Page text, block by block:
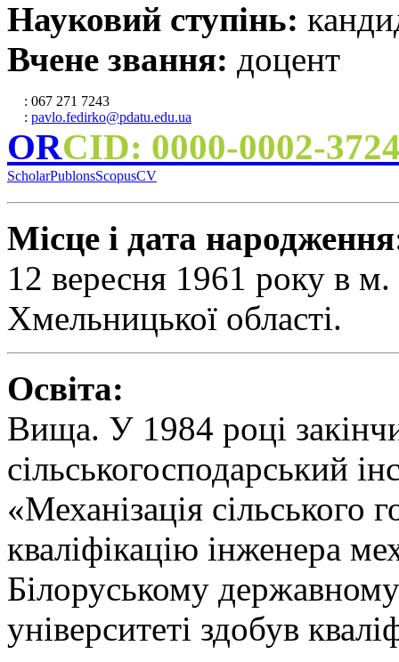
Науковий ступінь:
Вчене звання: доцент
: 067 271 7243
: pavlo.fedirko@pdatu.edu.ua
ORCID: 0000-0002-
ScholarPublonsScopusCV
Місце і дата
12 вересня 1961 року в
Хмельницької області.
Освіта:
Вища. У 1984 році
сільськогосподарський
«Механізація сільського
кваліфікацію інженера
Білоруському
університеті здобув